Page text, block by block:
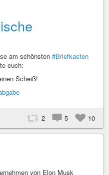
am schönsten #Briefkasten
euch:
Scheiß!
2 5 10
von Elon Musk